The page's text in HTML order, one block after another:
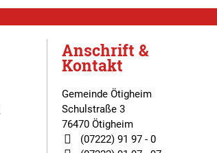
Anschrift &
Kontakt
Gemeinde Ötigheim
Schulstraße 3
76470 Ötigheim
(07222) 91 97 - 0